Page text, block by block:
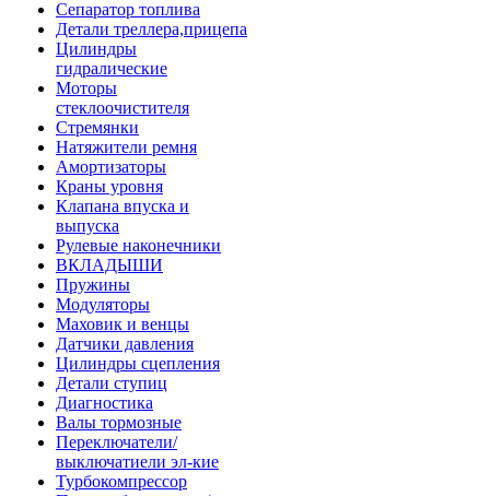
Сепаратор топлива
Детали треллера,прицепа
Цилиндры
гидралические
Моторы
стеклоочистителя
Стремянки
Натяжители ремня
Амортизаторы
Краны уровня
Клапана впуска и
выпуска
Рулевые наконечники
ВКЛАДЫШИ
Пружины
Модуляторы
Маховик и венцы
Датчики давления
Цилиндры сцепления
Детали ступиц
Диагностика
Валы тормозные
Переключатели/
выключатиели эл-кие
Турбокомпрессор